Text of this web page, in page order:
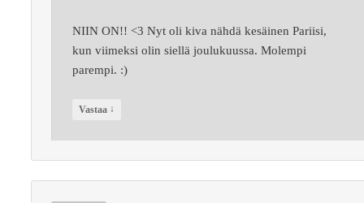
NIIN ON!! <3 Nyt oli kiva nähdä kesäinen Pariisi,
kun viimeksi olin siellä joulukuussa. Molempi
parempi. :)
Vastaa ↓